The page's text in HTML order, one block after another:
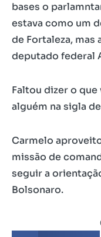
bases o
estava como um
de Fortaleza, mas
deputado federal
Faltou dizer o
alguém na sigla
Carmelo
missão de
seguir a
Bolsonaro.